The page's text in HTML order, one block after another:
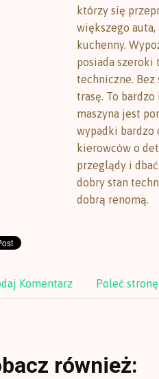
którzy się
większego
kuchenny.
posiada szeroki
techniczne. Bez
trasę. To
maszyna jest
wypadki bardzo
kierowców o
przeglądy i
dobry stan
dobrą renomą.
Komentarz Poleć stronę
również: